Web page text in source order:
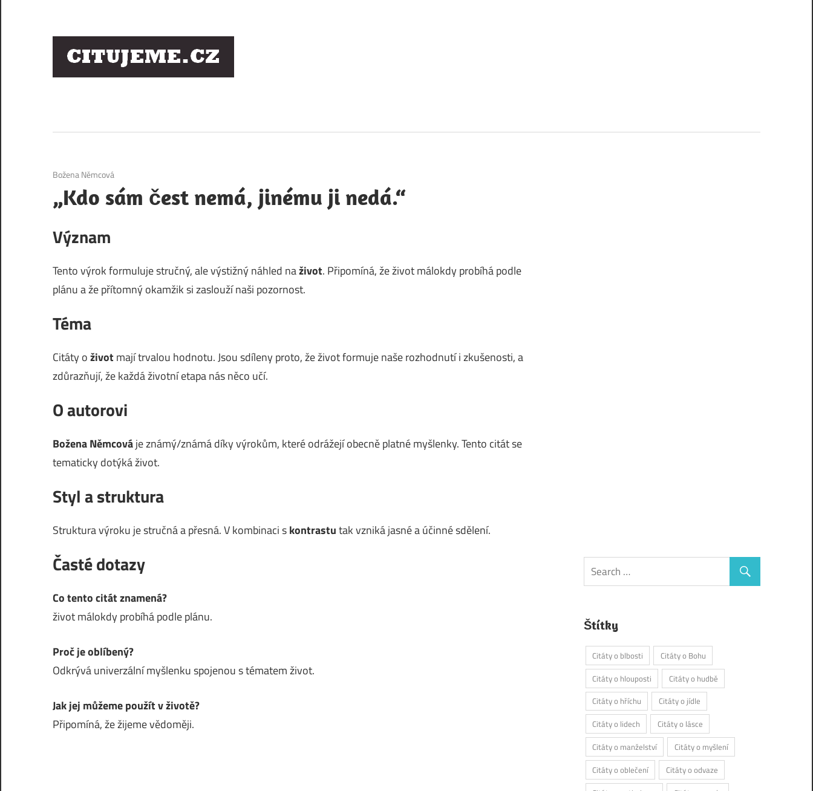
osobností
6. 12. 2020
Božena Němcová
„Kdo sám čest nemá, jinému ji nedá.“
Význam
Tento výrok formuluje stručný, ale výstižný náhled naživot. Připomíná, že život málokdy probíhá podle
plánu a že přítomný okamžik si zaslouží naši pozornost.
Téma
Citáty oživot mají trvalou hodnotu. Jsou sdíleny proto, že život formuje naše rozhodnutí i zkušenosti, a
zdůrazňují, že každá životní etapa nás něco učí.
O autorovi
Božena Němcováje známý/známá díky výrokům, které odrážejí obecně platné myšlenky. Tento citát se
tematicky dotýká život.
Styl a struktura
Struktura výroku je stručná a přesná. V kombinaci skontrastutak vzniká jasné a účinné sdělení.
Časté dotazy
Co tento citát znamená?
život málokdy probíhá podle plánu.
Proč je oblíbený?
Odkrývá univerzální myšlenku spojenou s tématem život.
Jak jej můžeme použít v životě?
Připomíná, že žijeme vědoměji.
Štítky
Citáty o blbosti
Citáty o Bohu
Citáty o hlouposti
Citáty o hudbě
Citáty o hříchu
Citáty o jídle
Citáty o lidech
Citáty o lásce
Citáty o manželství
Citáty o myšlení
Citáty o oblečení
Citáty o odvaze